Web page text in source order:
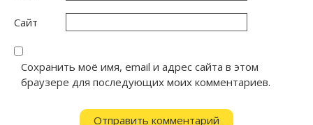
Сайт
Сохранить моё имя, email и адрес сайта в этом
браузере для последующих моих комментариев.